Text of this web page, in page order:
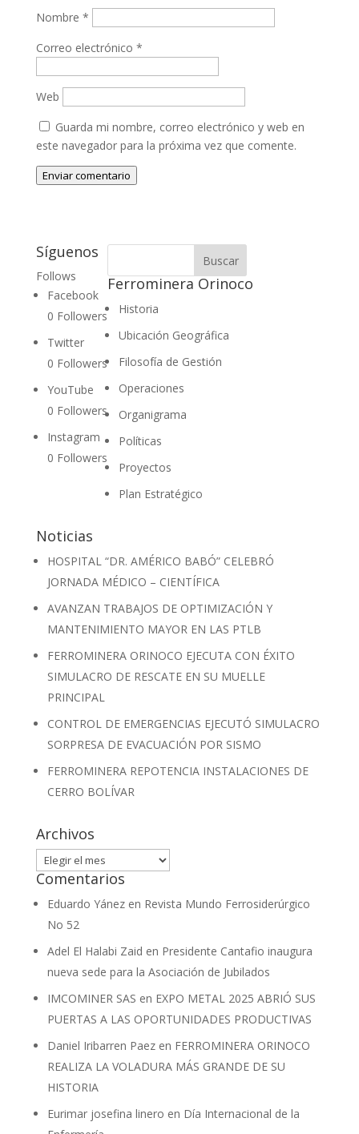
Nombre *
Correo electrónico *
Web
Guarda mi nombre, correo electrónico y web en
este navegador para la próxima vez que comente.
Enviar comentario
Síguenos
Follows
Facebook
0 Followers
Twitter
0 Followers
YouTube
0 Followers
Instagram
0 Followers
Ferrominera Orinoco
Historia
Ubicación Geográfica
Filosofía de Gestión
Operaciones
Organigrama
Políticas
Proyectos
Plan Estratégico
Noticias
HOSPITAL “DR. AMÉRICO BABÓ” CELEBRÓ
JORNADA MÉDICO – CIENTÍFICA
AVANZAN TRABAJOS DE OPTIMIZACIÓN Y
MANTENIMIENTO MAYOR EN LAS PTLB
FERROMINERA ORINOCO EJECUTA CON ÉXITO
SIMULACRO DE RESCATE EN SU MUELLE
PRINCIPAL
CONTROL DE EMERGENCIAS EJECUTÓ SIMULACRO
SORPRESA DE EVACUACIÓN POR SISMO
FERROMINERA REPOTENCIA INSTALACIONES DE
CERRO BOLÍVAR
Archivos
Archivos
Comentarios
Eduardo Yánezen Revista Mundo Ferrosiderúrgico
No 52
Adel El Halabi Zaid en Presidente Cantafio inaugura
nueva sede para la Asociación de Jubilados
IMCOMINER SAS en EXPO METAL 2025 ABRIÓ SUS
PUERTAS A LAS OPORTUNIDADES PRODUCTIVAS
Daniel Iribarren Paezen FERROMINERA ORINOCO
REALIZA LA VOLADURA MÁS GRANDE DE SU
HISTORIA
Eurimar josefina linero en Día Internacional de la